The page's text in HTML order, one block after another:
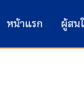
หน้าแรก ผู้สน